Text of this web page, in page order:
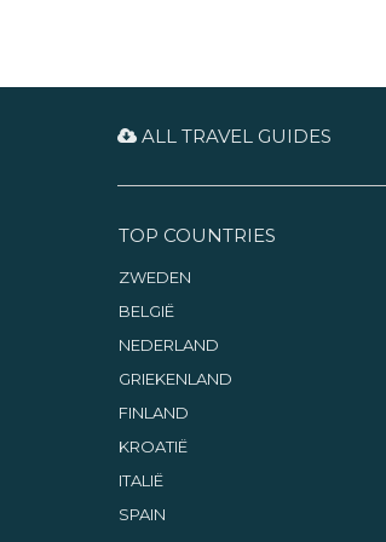
ALL TRAVEL GUIDES
TOP COUNTRIES
ZWEDEN
BELGIË
NEDERLAND
GRIEKENLAND
FINLAND
KROATIË
ITALIË
SPAIN